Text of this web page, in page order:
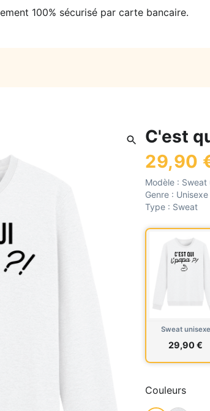
100% sécurisé par carte bancaire.
C'est
29,90
Modèle : Sweat
Genre : Unisexe
Type : Sweat
Sweat unisexe
29,90 €
Couleurs